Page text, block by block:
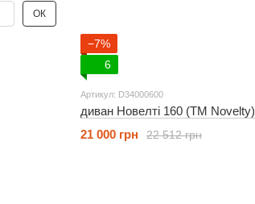
−7%
6
Артикул: D34000600
диван Новелті 160 (ТМ Novelty)
22 512 грн
21 000 грн
ОК